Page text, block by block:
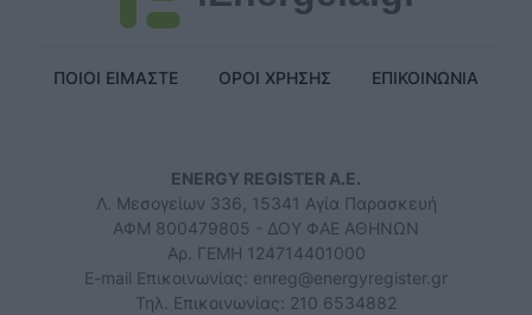
ΠΟΙΟΙ ΕΙΜΑΣΤΕ ΟΡΟΙ ΧΡΗΣΗΣ ΕΠΙΚΟΙΝΩΝΙΑ
ENERGY REGISTER Α.Ε.
Λ. Μεσογείων 336, 15341 Αγία Παρασκευή
ΑΦΜ 800479805 - ΔΟΥ ΦΑΕ ΑΘΗΝΩΝ
Αρ. ΓΕΜΗ 124714401000
E-mail Επικοινωνίας: enreg@energyregister.gr
Τηλ. Επικοινωνίας: 210 6534882